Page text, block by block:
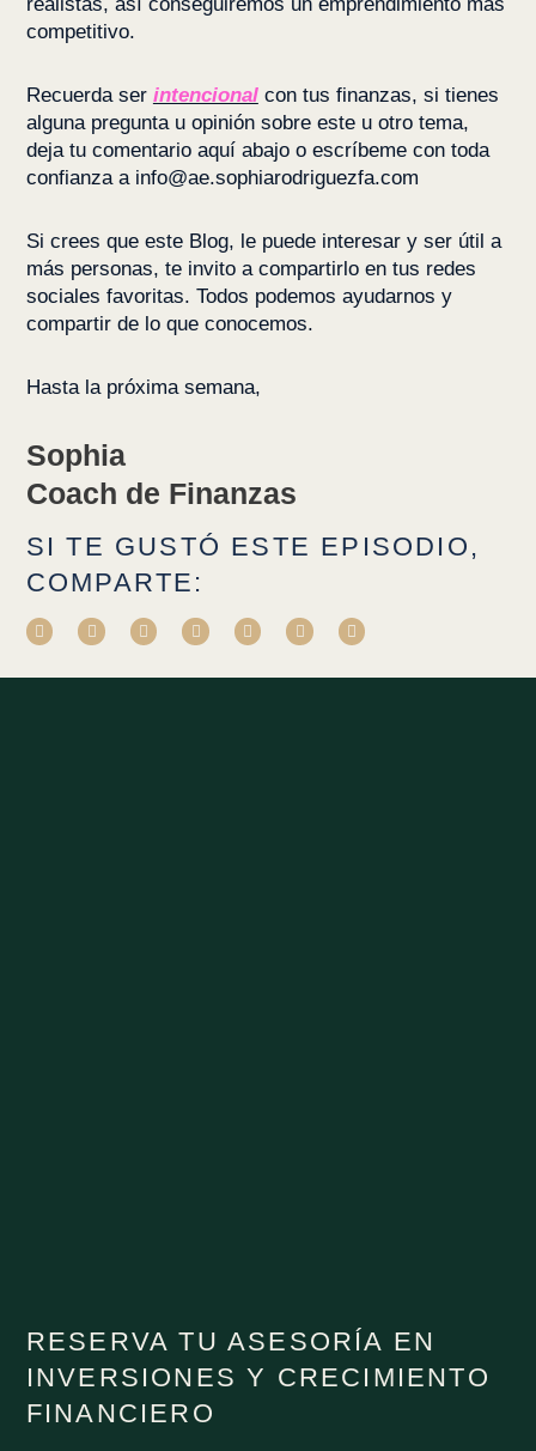
competitivo.
Recuerda ser intencional con tus finanzas, si tienes
alguna pregunta u opinión sobre este u otro tema,
deja tu comentario aquí abajo o escríbeme con toda
confianza a info@ae.sophiarodriguezfa.com
Si crees que este Blog, le puede interesar y ser útil a
más personas, te invito a compartirlo en tus redes
sociales favoritas. Todos podemos ayudarnos y
compartir de lo que conocemos.
Hasta la próxima semana,
Sophia
Coach de Finanzas
SI TE GUSTÓ ESTE EPISODIO,
COMPARTE:
RESERVA TU ASESORÍA EN
INVERSIONES Y CRECIMIENTO
FINANCIERO